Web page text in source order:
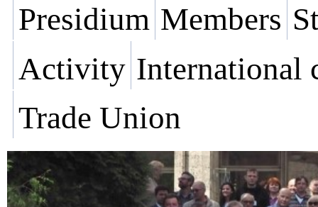
Presidium Members
Activity International
Trade Union